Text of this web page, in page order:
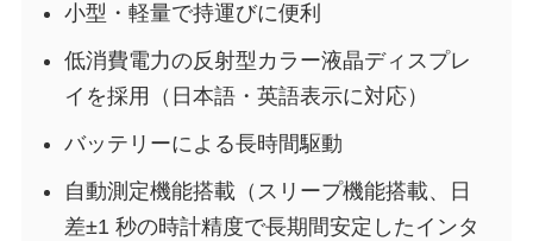
小型・軽量で持運びに便利
低消費電力の反射型カラー液晶ディスプレ
イを採用（日本語・英語表示に対応）
バッテリーによる長時間駆動
自動測定機能搭載（スリープ機能搭載、日
差±1 秒の時計精度で長期間安定したインタ